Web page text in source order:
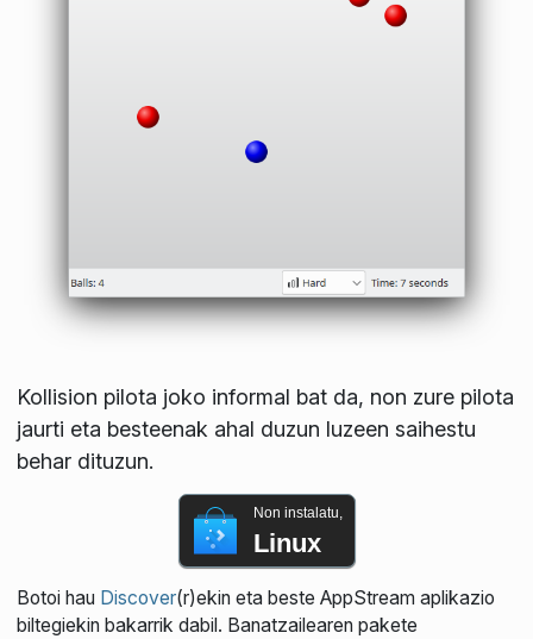
Kollision pilota joko informal bat da, non zure pilota
jaurti eta besteenak ahal duzun luzeen saihestu
behar dituzun.
Non instalatu,
Linux
Botoi hau Discover(r)ekin eta beste AppStream aplikazio
biltegiekin bakarrik dabil. Banatzailearen pakete